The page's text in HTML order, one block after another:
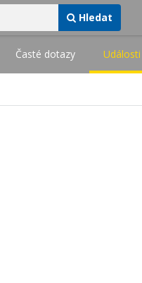
Hledat
Časté dotazy Události